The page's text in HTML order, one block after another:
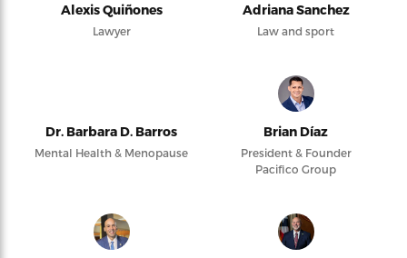
Alexis Quiñones
Lawyer
Adriana Sanchez
Law and sport
Dr. Barbara D. Barros
Mental Health & Menopause
Brian Díaz
President & Founder
Pacifico Group